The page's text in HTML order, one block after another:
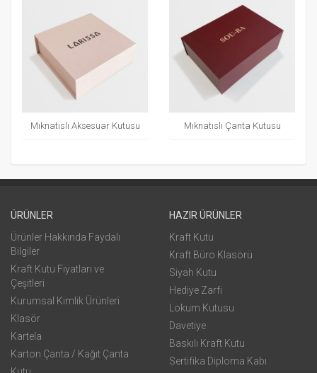
Mıknatıslı Aksesuar Kutusu Mıknatıslı Çanta Kutusu
ÜRÜNLER
Ürünler Hakkında Faydalı
Bilgiler
Kraft Kutu Fiyatları ve
Çeşitleri
Kurumsal Kimlik Ürünleri
Klasör
Kartela
Karton Çanta / Kağıt Çanta
HAZIR ÜRÜNLER
Kraft Kutu
Kraft Büro Klasörü
Siyah Kutu
Hediye Zarfı
Lokum Kutusu
Davetiye
Baskılı Kraft Kutu
Sertifika Diploma Kabı